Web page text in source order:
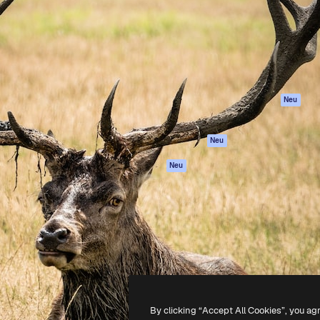
um deine beste
Mehr als 1 Million
Kreativen, Unternehmen,
Spaces
KI-Assistent
KI-Bildgenerator
KI-Videogenerator
KI-
Stimmengenerator
Stock-Inhalte
MCP für
Claude/ChatGPT
Neu
Agenten Neu
API
Mobile App
Alle Magnific-Tools
Academy
Dokumentation
Support
Originale Neu
Cookie-Richtlinie
Partner
Unternehmen
2026Freepik Company S.L.U.Alle Rechte vorbehalten.
By clicking “Accept All Cookies”, you